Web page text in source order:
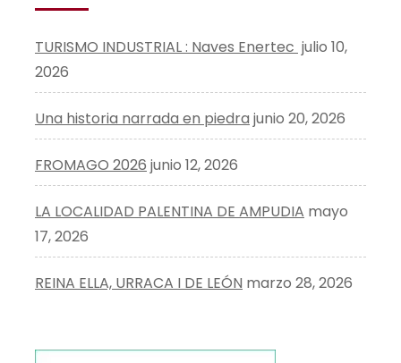
TURISMO INDUSTRIAL : Naves Enertec julio 10,
2026
Una historia narrada en piedra junio 20, 2026
FROMAGO 2026 junio 12, 2026
LA LOCALIDAD PALENTINA DE AMPUDIA mayo
17, 2026
REINA ELLA, URRACA I DE LEÓN marzo 28, 2026